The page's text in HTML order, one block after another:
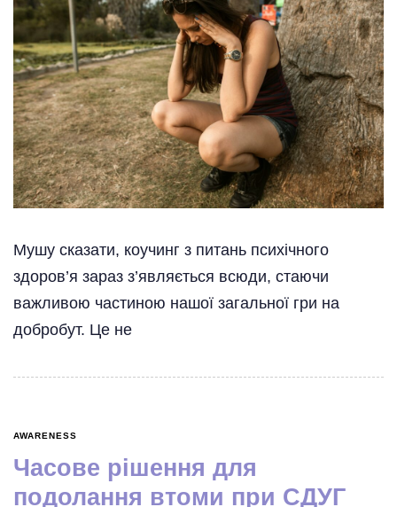
Мушу сказати, коучинг з питань психічного
здоров’я зараз з’являється всюди, стаючи
важливою частиною нашої загальної гри на
добробут. Це не
AWARENESS
Часове рішення для
подолання втоми при СДУГ